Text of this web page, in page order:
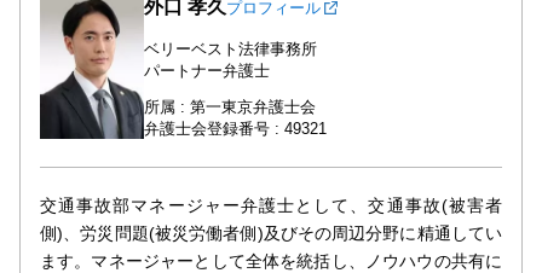
外口 孝久 プロフィール
ベリーベスト法律事務所
パートナー弁護士
所属 : 第一東京弁護士会
弁護士会登録番号 : 49321
交通事故部マネージャー弁護士として、交通事故(被害者
側)、労災問題(被災労働者側)及びその周辺分野に精通してい
ます。マネージャーとして全体を統括し、ノウハウの共有に